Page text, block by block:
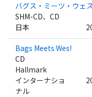
バグス・ミーツ・ウェ
SHM-CD、CD
日本
Bags Meets Wes!
CD
Hallmark
インターナショ
ナル